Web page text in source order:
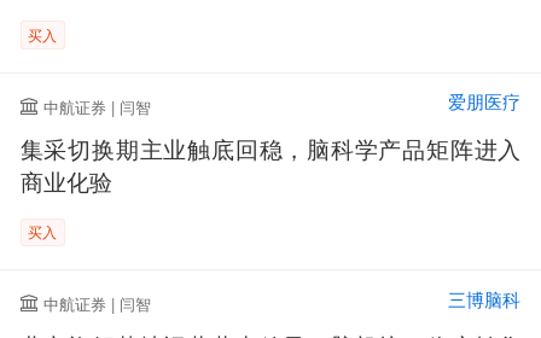
买入
中航证券 | 闫智 爱朋医疗
集采切换期主业触底回稳，脑科学产品矩阵进入
商业化验
买入
中航证券 | 闫智 三博脑科